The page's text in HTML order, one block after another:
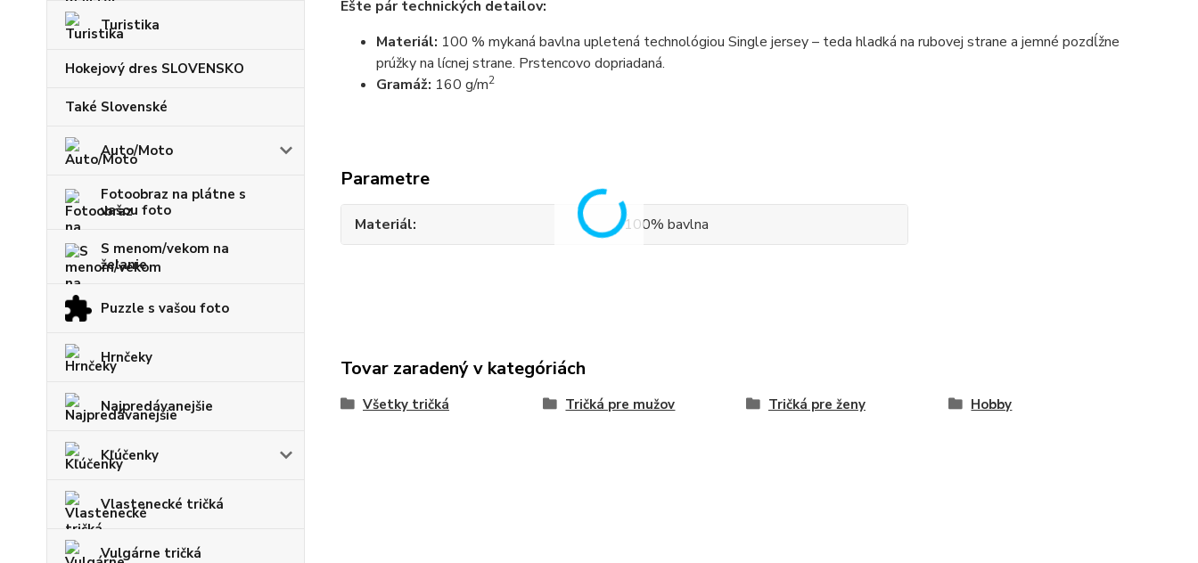
Turistika
Hokejový dres SLOVENSKO
Také Slovenské
Auto/Moto
Fotoobraz na plátne s
vašou foto
S menom/vekom na
želanie
Puzzle s vašou foto
Hrnčeky
Najpredávanejšie
Kľúčenky
Vlastenecké tričká
Vulgárne tričká
Ešte pár technických detailov:
Materiál: 100 % mykaná bavlna upletená technológiou Single jersey – teda hladká na rubovej strane a jemné pozdĺžne
prúžky na lícnej strane. Prstencovo dopriadaná.
Gramáž: 160 g/m2
Parametre
Materiál 100% bavlna
Tovar zaradený v kategóriách
Všetky tričká Tričká pre mužov Tričká pre ženy Hobby